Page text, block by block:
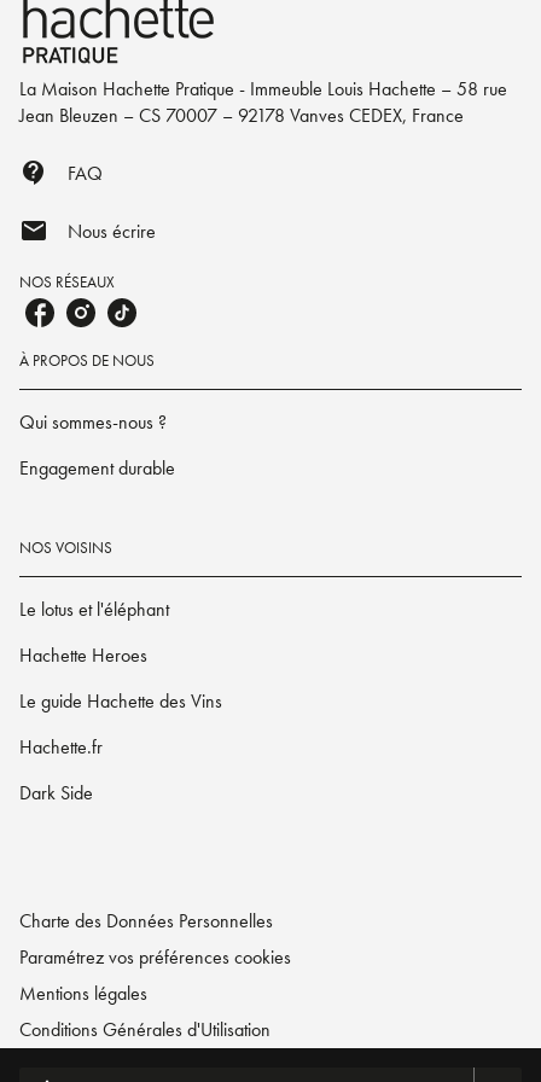
La Maison Hachette Pratique - Immeuble Louis Hachette – 58 rue
Jean Bleuzen – CS 70007 – 92178 Vanves CEDEX, France
contact_support FAQ
mail Nous écrire
NOS RÉSEAUX
À PROPOS DE NOUS
Qui sommes-nous ?
Engagement durable
NOS VOISINS
Le lotus et l'éléphant
Hachette Heroes
Le guide Hachette des Vins
Hachette.fr
Dark Side
Charte des Données Personnelles
Paramétrez vos préférences cookies
Mentions légales
Conditions Générales d'Utilisation